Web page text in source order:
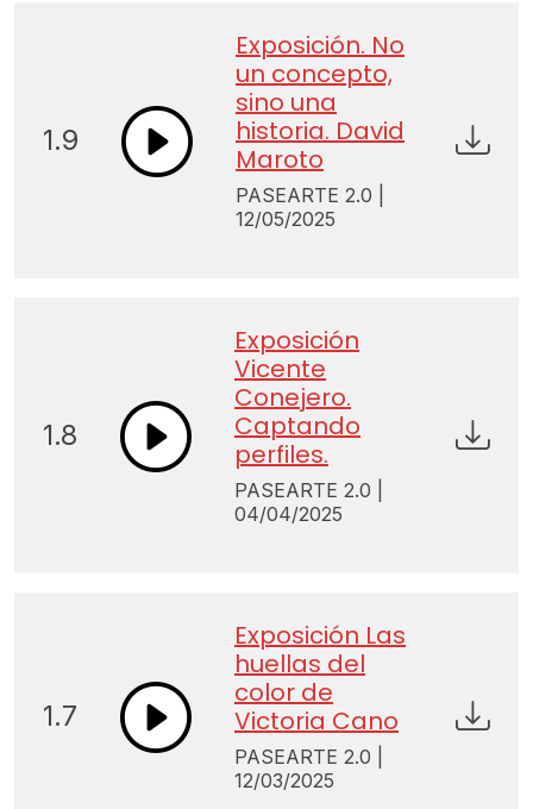
1.9
Exposición. No
un concepto,
sino una
historia. David
Maroto
PASEARTE 2.0 |
12/05/2025
1.8
Exposición
Vicente
Conejero.
Captando
perfiles.
PASEARTE 2.0 |
04/04/2025
1.7
Exposición Las
huellas del
color de
Victoria Cano
PASEARTE 2.0 |
12/03/2025